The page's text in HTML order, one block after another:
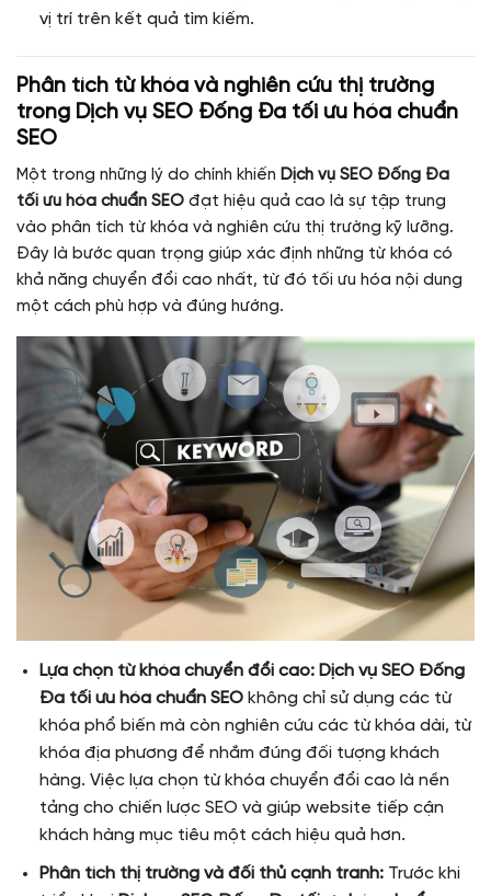
vị trí trên kết quả tìm kiếm.
Phân tích từ khóa và nghiên cứu thị trường
trong Dịch vụ SEO Đống Đa tối ưu hóa chuẩn
SEO
Một trong những lý do chính khiến Dịch vụ SEO Đống Đa
tối ưu hóa chuẩn SEO đạt hiệu quả cao là sự tập trung
vào phân tích từ khóa và nghiên cứu thị trường kỹ lưỡng.
Đây là bước quan trọng giúp xác định những từ khóa có
khả năng chuyển đổi cao nhất, từ đó tối ưu hóa nội dung
một cách phù hợp và đúng hướng.
Lựa chọn từ khóa chuyển đổi cao: Dịch vụ SEO Đống
Đa tối ưu hóa chuẩn SEOkhông chỉ sử dụng các từ
khóa phổ biến mà còn nghiên cứu các từ khóa dài, từ
khóa địa phương để nhắm đúng đối tượng khách
hàng. Việc lựa chọn từ khóa chuyển đổi cao là nền
tảng cho chiến lược SEO và giúp website tiếp cận
khách hàng mục tiêu một cách hiệu quả hơn.
Phân tích thị trường và đối thủ cạnh tranh:Trước khi